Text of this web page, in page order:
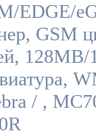
EDGE/
GSM
128MB/
/ ,